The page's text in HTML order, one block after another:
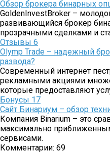
Обзор брокера бинарных
GoldenInvestBroker –
развивающийся брокер
прозрачными сделками и
Отзывы 6
Olymp Trade – надежный
развода?
Современный интернет
рекламными акциями
которые предоставляют
Бонусы 17
Сайт Бинариум – обзор
Компания Binarium – это
максимально
сервисами.
Комментарии: 69